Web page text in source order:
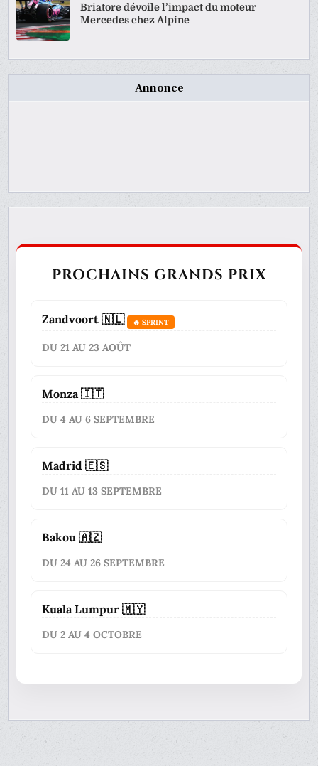
Briatore dévoile l’impact du moteur
Mercedes chez Alpine
Annonce
PROCHAINS GRANDS PRIX
Zandvoort 🇳🇱 🔥 SPRINT
DU 21 AU 23 AOÛT
Monza 🇮🇹
DU 4 AU 6 SEPTEMBRE
Madrid 🇪🇸
DU 11 AU 13 SEPTEMBRE
Bakou 🇦🇿
DU 24 AU 26 SEPTEMBRE
Kuala Lumpur 🇲🇾
DU 2 AU 4 OCTOBRE